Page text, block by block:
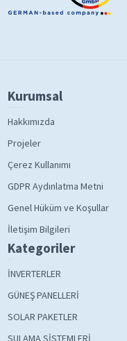
Kurumsal
Hakkımızda
Projeler
Çerez Kullanımı
GDPR Aydınlatma Metni
Genel Hüküm ve Koşullar
İletişim Bilgileri
Kategoriler
İNVERTERLER
GÜNEŞ PANELLERİ
SOLAR PAKETLER
SULAMA SİSTEMLERİ